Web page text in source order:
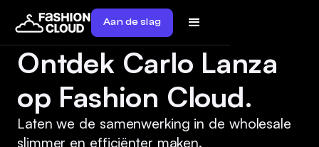
Aan de slag
Ontdek Carlo Lanza
op Fashion Cloud.
Laten we de samenwerking in de wholesale
slimmer en efficiënter maken.